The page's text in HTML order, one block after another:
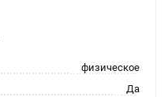
физическое
Да